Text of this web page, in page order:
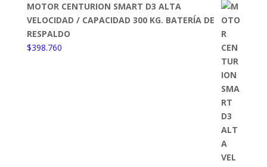
MOTOR CENTURION SMART D3 ALTA
VELOCIDAD / CAPACIDAD 300 KG. BATERÍA DE
RESPALDO
$398.760